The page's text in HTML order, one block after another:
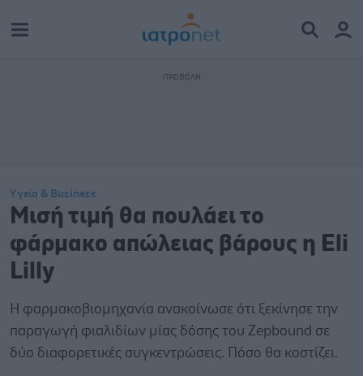
Υγεία & Business
Μισή τιμή θα πουλάει το
φάρμακο απώλειας βάρους η Eli
Lilly
Η φαρμακοβιομηχανία ανακοίνωσε ότι ξεκίνησε την
παραγωγή φιαλιδίων μίας δόσης του Zepbound σε
δύο διαφορετικές συγκεντρώσεις. Πόσο θα κοστίζει.